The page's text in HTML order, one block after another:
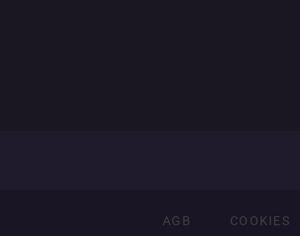
AGB COOKIES